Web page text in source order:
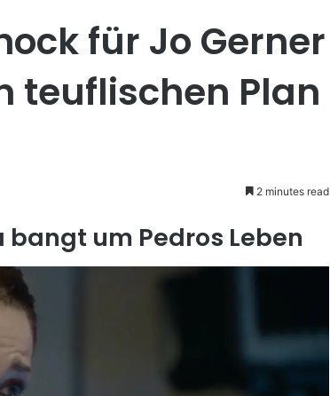
für Jo Gerner
teuflischen Plan
2 minutes read
bangt um Pedros Leben